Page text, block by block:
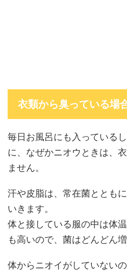
衣類から臭っている場
毎日お風呂にも入っている
に、なぜかニオウときは、
ません。
汗や皮脂は、常在菌ととも
いきます。
体と接している服の中は体
も高いので、菌はどんどん増
体からニオイがしていない